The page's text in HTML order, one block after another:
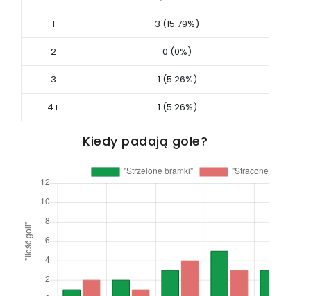
1 3 (15.79%)
2 0 (0%)
3 1 (5.26%)
4+ 1 (5.26%)
Kiedy padają gole?